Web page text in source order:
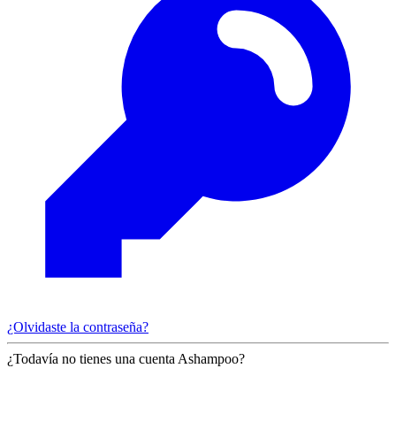
¿Olvidaste la contraseña?
¿Todavía no tienes una cuenta Ashampoo?